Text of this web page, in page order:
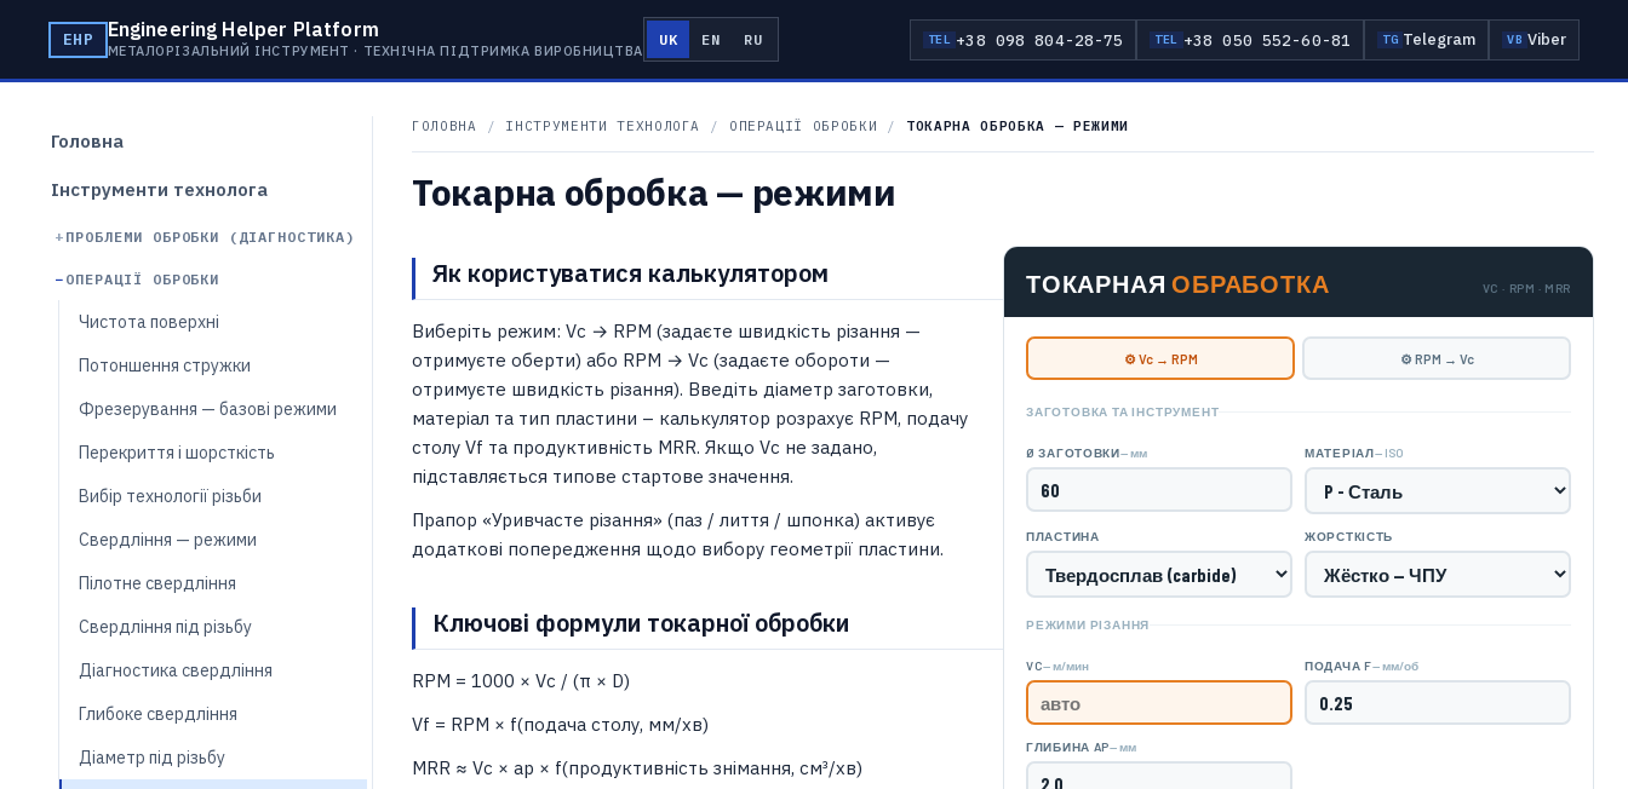
EHP Engineering Helper Platform
МЕТАЛОРІЗАЛЬНИЙ ІНСТРУМЕНТ · ТЕХНІЧНА ПІДТРИМКА ВИРОБНИЦТВА
UK EN RU TEL +38 098 804-28-75 TEL +38 050 552-60-81 TG Telegram VB Viber
Головна
Інструменти технолога
ПРОБЛЕМИ ОБРОБКИ (ДІАГНОСТИКА)
ОПЕРАЦІЇ ОБРОБКИ
Чистота поверхні
Потоншення стружки
Фрезерування — базові режими
Перекриття і шорсткість
Вибір технології різьби
Свердління — режими
Пілотне свердління
Свердління під різьбу
Діагностика свердління
Глибоке свердління
Діаметр під різьбу
ГОЛОВНА / ІНСТРУМЕНТИ ТЕХНОЛОГА / ОПЕРАЦІЇ ОБРОБКИ / ТОКАРНА ОБРОБКА — РЕЖИМИ
Токарна обробка — режими
ТОКАРНАЯОБРАБОТКА VC · RPM · MRR
⚙ Vc → RPM ⚙ RPM → Vc
ЗАГОТОВКА ТА ІНСТРУМЕНТ
Ø ЗАГОТОВКИ— мм МАТЕРІАЛ— ISO
ПЛАСТИНА ЖОРСТКІСТЬ
РЕЖИМИ РІЗАННЯ
VC— м/мин ПОДАЧА F— мм/об
ГЛИБИНА AP— мм
Як користуватися калькулятором
Виберіть режим: Vc → RPM (задаєте швидкість різання —
отримуєте оберти) або RPM → Vc (задаєте обороти —
отримуєте швидкість різання). Введіть діаметр заготовки,
матеріал та тип пластини – калькулятор розрахує RPM, подачу
столу Vf та продуктивність MRR. Якщо Vc не задано,
підставляється типове стартове значення.
Прапор «Уривчасте різання» (паз / лиття / шпонка) активує
додаткові попередження щодо вибору геометрії пластини.
Ключові формули токарної обробки
RPM = 1000 × Vc / (π × D)
Vf = RPM × f(подача столу, мм/хв)
MRR ≈ Vc × ap × f(продуктивність знімання, см³/хв)